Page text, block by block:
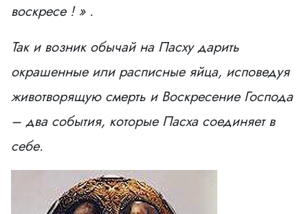
воскресе ! » .
Так и возник обычай на Пасху дарить
окрашенные или расписные яйца, исповедуя
животворящую смерть и Воскресение Господа
– два события, которые Пасха соединяет в
себе.